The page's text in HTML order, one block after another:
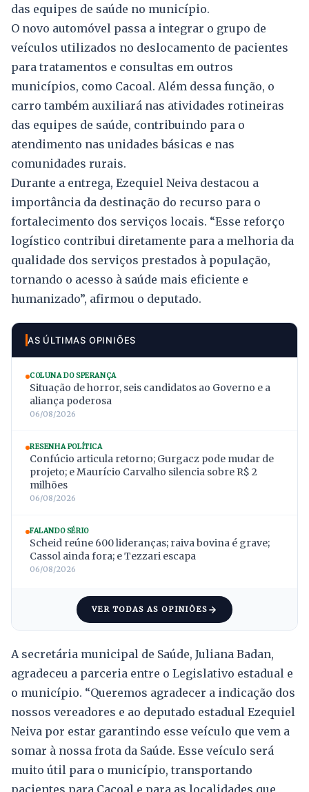
das equipes de saúde no município.
O novo automóvel passa a integrar o grupo de
veículos utilizados no deslocamento de pacientes
para tratamentos e consultas em outros
municípios, como Cacoal. Além dessa função, o
carro também auxiliará nas atividades rotineiras
das equipes de saúde, contribuindo para o
atendimento nas unidades básicas e nas
comunidades rurais.
Durante a entrega, Ezequiel Neiva destacou a
importância da destinação do recurso para o
fortalecimento dos serviços locais. “Esse reforço
logístico contribui diretamente para a melhoria da
qualidade dos serviços prestados à população,
tornando o acesso à saúde mais eficiente e
humanizado”, afirmou o deputado.
AS ÚLTIMAS OPINIÕES
COLUNA DO SPERANÇA
Situação de horror, seis candidatos ao Governo e a
aliança poderosa
06/08/2026
RESENHA POLÍTICA
Confúcio articula retorno; Gurgacz pode mudar de
projeto; e Maurício Carvalho silencia sobre R$ 2
milhões
06/08/2026
FALANDO SÉRIO
Scheid reúne 600 lideranças; raiva bovina é grave;
Cassol ainda fora; e Tezzari escapa
06/08/2026
VER TODAS AS OPINIÕES
A secretária municipal de Saúde, Juliana Badan,
agradeceu a parceria entre o Legislativo estadual e
o município. “Queremos agradecer a indicação dos
nossos vereadores e ao deputado estadual Ezequiel
Neiva por estar garantindo esse veículo que vem a
somar à nossa frota da Saúde. Esse veículo será
muito útil para o município, transportando